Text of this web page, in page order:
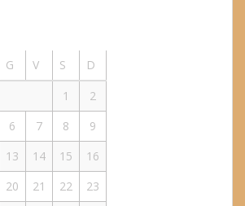
G V S
D
1
2
6 7 8
9
13 14 15
16
20 21 22
23